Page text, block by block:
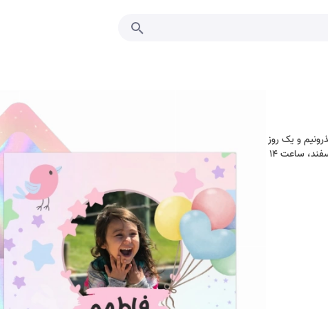
و یک روز
عالی داشته باشیم فاطمه تهران، خیابان، میدان، کوچه پلاک ۲۳ منتظرتون هستم شنبه ۴ اسفند، ساعت ۱۴